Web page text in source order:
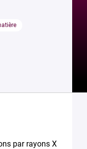
par rayons X